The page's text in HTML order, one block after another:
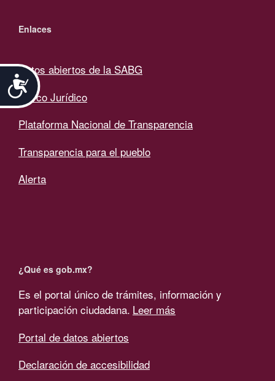
Accesibilidad
Enlaces
Datos abiertos de la SABG
Marco Jurídico
Plataforma Nacional de Transparencia
Transparencia para el pueblo
Alerta
¿Qué es gob.mx?
Es el portal único de trámites, información y
participación ciudadana. Leer más
Portal de datos abiertos
Declaración de accesibilidad